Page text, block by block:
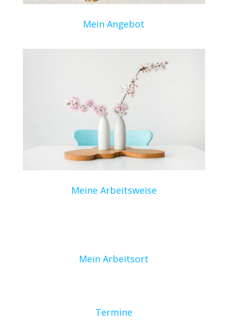
Mein Angebot
Meine Arbeitsweise
Mein Arbeitsort
Termine